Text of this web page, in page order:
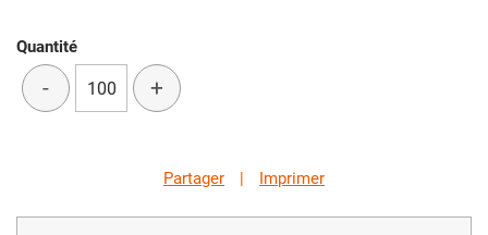
Quantité
- +
Partager | Imprimer